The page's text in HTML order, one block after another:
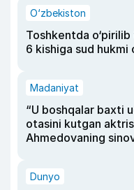
O‘zbekiston
Toshkentda o‘pirilib
6 kishiga sud hukmi
Madaniyat
“U boshqalar baxti
otasini kutgan
Ahmedovaning
Dunyo